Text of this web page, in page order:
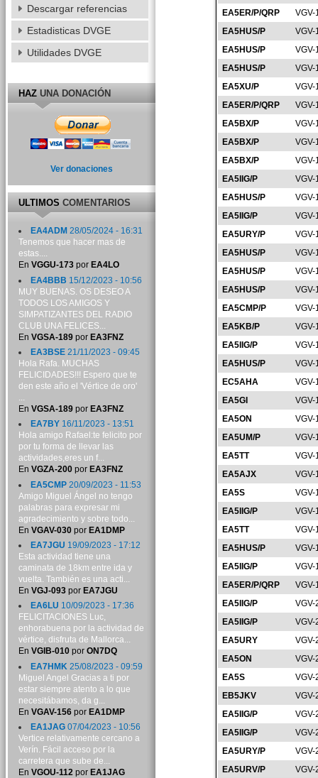
EA5ER/P/QRP
VGV-
EA5HUS/P
VGV-
EA5HUS/P
VGV-
EA5HUS/P
VGV-
EA5XU/P
VGV-
EA5ER/P/QRP
VGV-
EA5BX/P
VGV-
EA5BX/P
VGV-
EA5BX/P
VGV-
EA5IIG/P
VGV-
EA5HUS/P
VGV-
EA5IIG/P
VGV-
EA5URY/P
VGV-
EA5HUS/P
VGV-
EA5HUS/P
VGV-
EA5HUS/P
VGV-
EA5CMP/P
VGV-
EA5KB/P
VGV-
EA5IIG/P
VGV-
EA5HUS/P
VGV-
EC5AHA
VGV-
EA5GI
VGV-
EA5ON
VGV-
EA5UM/P
VGV-
EA5TT
VGV-
EA5AJX
VGV-
EA5S
VGV-
EA5IIG/P
VGV-
EA5TT
VGV-
EA5HUS/P
VGV-
EA5IIG/P
VGV-
EA5ER/P/QRP
VGV-
EA5IIG/P
VGV-
EA5IIG/P
VGV-
EA5URY
VGV-
EA5ON
VGV-
EA5S
VGV-
EB5JKV
VGV-
EA5IIG/P
VGV-
EA5IIG/P
VGV-
EA5URY/P
VGV-
EA5URV/P
VGV-
Descargar referencias
Estadisticas DVGE
Utilidades DVGE
HAZUNA DONACIÓN
Ver donaciones
ULTIMOSCOMENTARIOS
EA4ADM 28/05/2024 - 16:31
Tenemos que hacer mas de
estas....
En VGGU-173por EA4LO
EA4BBB 15/12/2023 - 10:56
MUY BUENAS. OS DESEO A
TODOS LOS AMIGOS Y
SIMPATIZANTES DEL RADIO
CLUB UNA FELICES...
En VGSA-189por EA3FNZ
EA3BSE21/11/2023 - 09:45
Hola Rafa. MUCHAS
FELICIDADES!!! Espero que te
den este año el 'Vértice de oro'
...
En VGSA-189por EA3FNZ
EA7BY16/11/2023 - 13:51
Hola amigo Rafael:te felicito por
por tu forma de llevar las
actividades,eres un f...
En VGZA-200por EA3FNZ
EA5CMP20/09/2023 - 11:53
Amigo Miguel Ángel no tengo
palabras para expresar mi
agradecimiento y sobre todo...
En VGAV-030por EA1DMP
EA7JGU 19/09/2023 - 17:12
Esta actividad tiene una
caminata de 18km entre ida y
vuelta. También es una acti...
En VGJ-093por EA7JGU
EA6LU 10/09/2023 - 17:36
FELICITACIONES Luc,
enhorabuena por la actividad de
vértice, disfruta de Mallorca...
En VGIB-010por ON7DQ
EA7HMK 25/08/2023 - 09:59
Miguel Angel Gracias a ti por
estar siempre atento a lo que
necesitábamos, da g...
En VGAV-156por EA1DMP
EA1JAG07/04/2023 - 10:56
Vertice relativamente cercano a
Verín. Fácil acceso por la
carretera que sube de...
En VGOU-112por EA1JAG